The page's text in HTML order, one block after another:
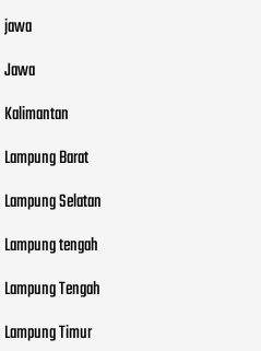
jawa
Jawa
Kalimantan
Lampung Barat
Lampung Selatan
Lampung tengah
Lampung Tengah
Lampung Timur